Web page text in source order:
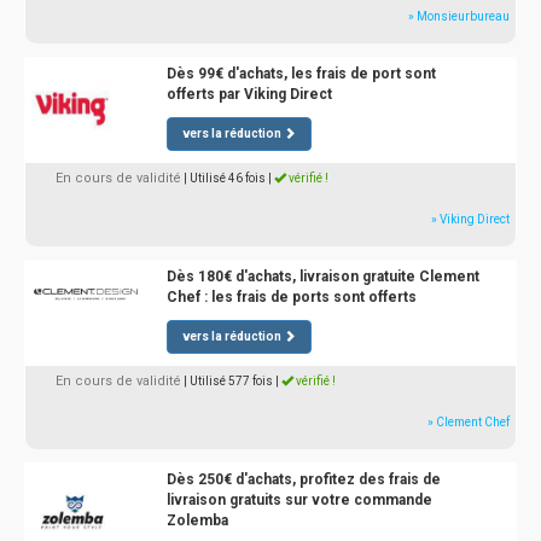
» Monsieurbureau
Dès 99€ d'achats, les frais de port sont
offerts par Viking Direct
vers la réduction
En cours de validité | Utilisé 46 fois vérifié !
» Viking Direct
Dès 180€ d'achats, livraison gratuite Clement
Chef : les frais de ports sont offerts
vers la réduction
En cours de validité | Utilisé 577 fois vérifié !
» Clement Chef
Dès 250€ d'achats, profitez des frais de
livraison gratuits sur votre commande
Zolemba